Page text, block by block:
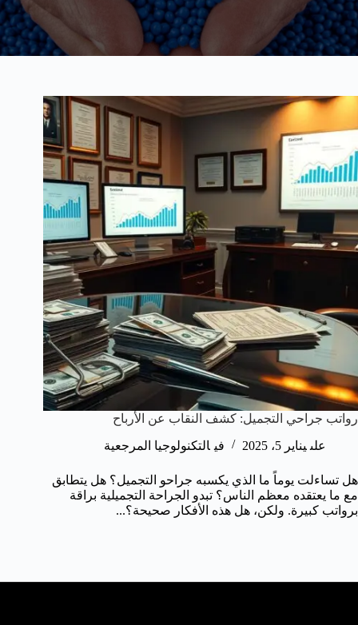
رواتب جراحي التجميل: كشف النقاب عن الأرباح
على يناير 5، 2025 في التكنولوجيا المرجعية
هل تساءلت يوماً ما الذي يكسبه جراحو التجميل؟ هل يتطابق
مع ما يعتقده معظم الناس؟ تبدو الجراحة التجميلية براقة
برواتب كبيرة. ولكن، هل هذه الأفكار صحيحة؟...